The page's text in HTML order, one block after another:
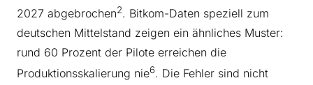
2027 abgebrochen2. Bitkom-Daten speziell zum
deutschen Mittelstand zeigen ein ähnliches Muster:
rund 60 Prozent der Pilote erreichen die
Produktionsskalierung nie6. Die Fehler sind nicht